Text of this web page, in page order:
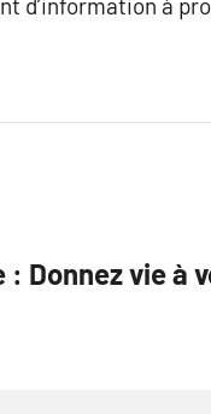
: Donnez vie à